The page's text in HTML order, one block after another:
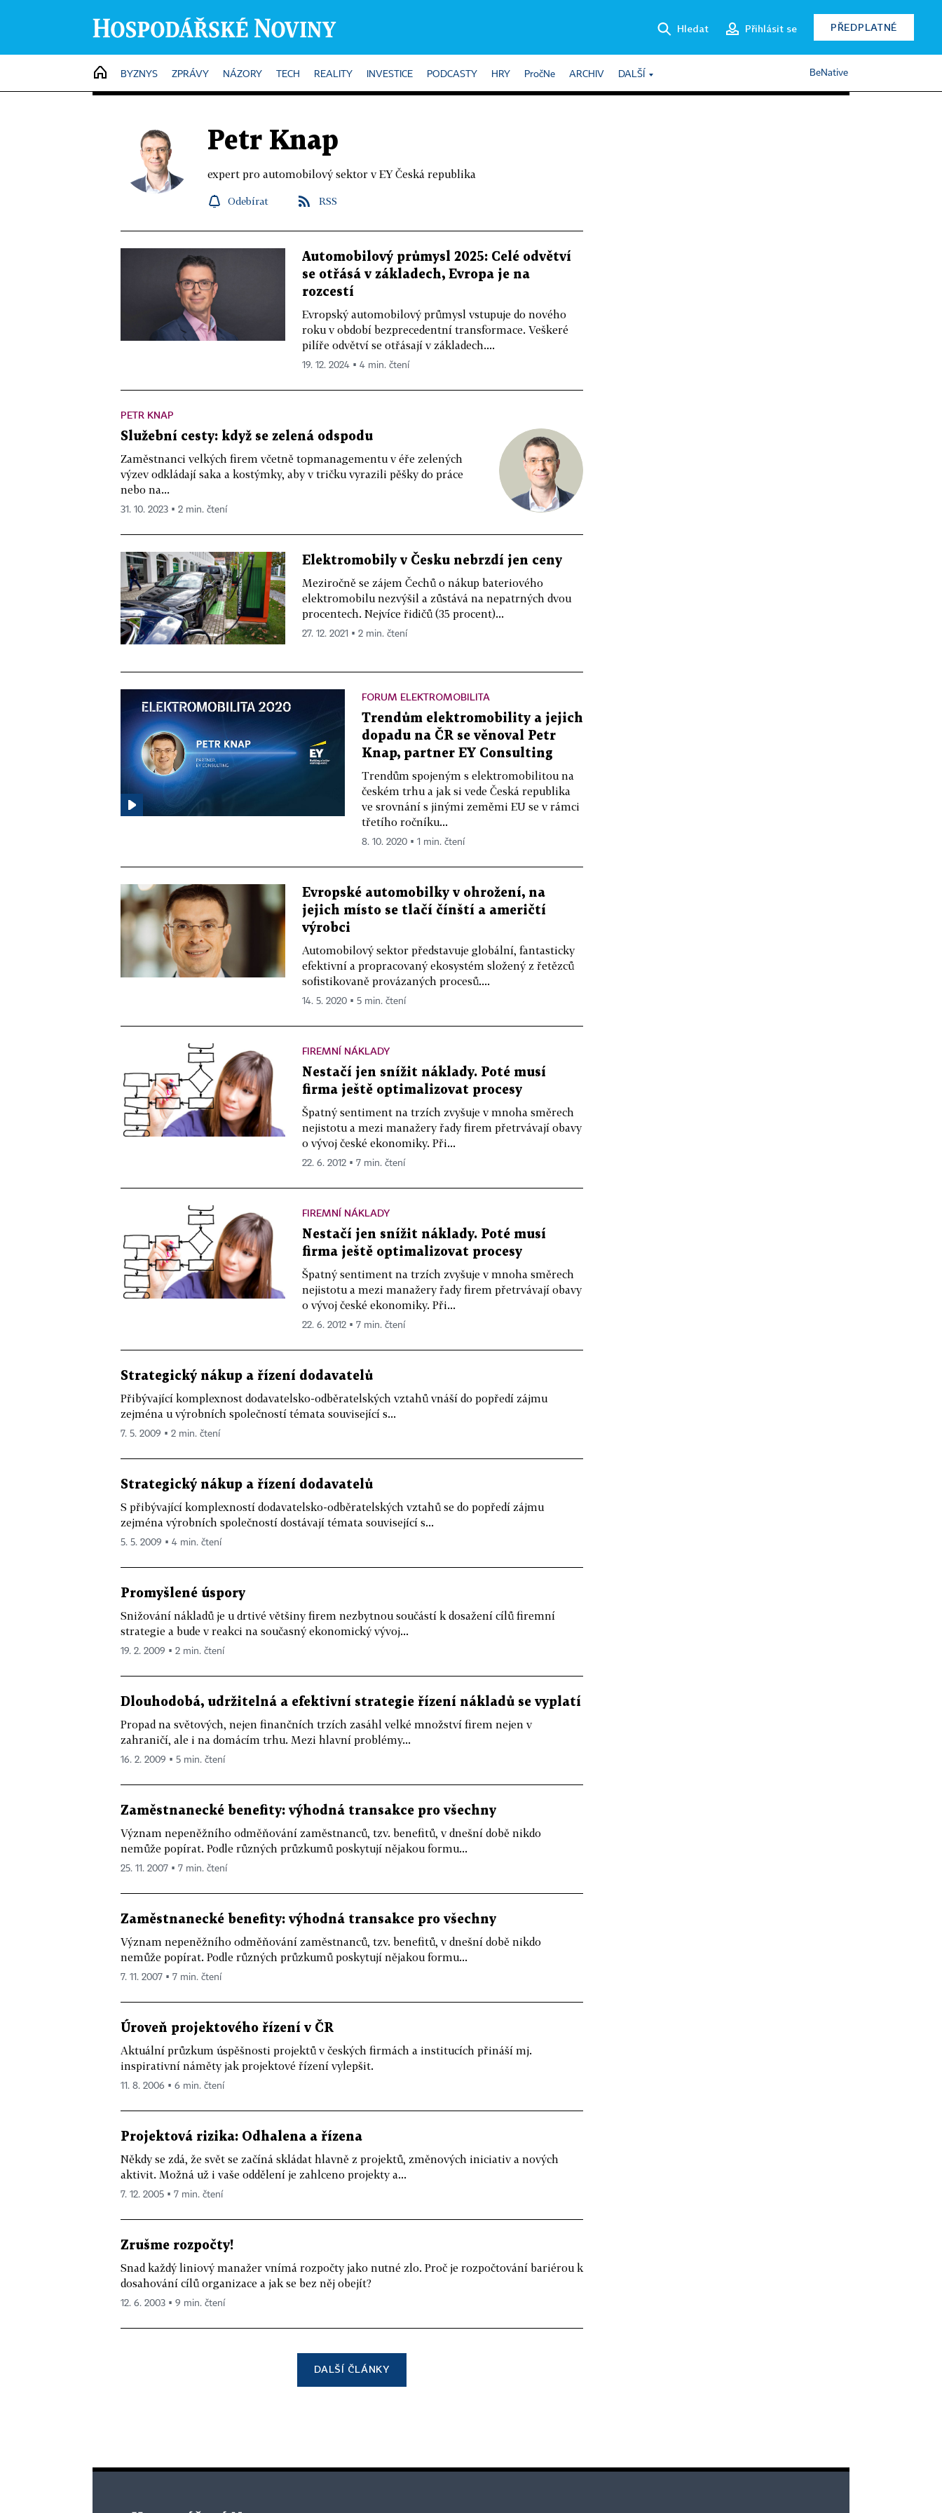
Hledat Přihlásit se PŘEDPLATNÉ
HOME
BYZNYS ZPRÁVY NÁZORY TECH REALITY INVESTICE PODCASTY HRY PročNe ARCHIV DALŠÍ BeNative
Petr Knap
expert pro automobilový sektor v EY Česká republika
Odebírat RSS
Automobilový průmysl 2025: Celé odvětví
se otřásá v základech, Evropa je na
rozcestí
Evropský automobilový průmysl vstupuje do nového
roku v období bezprecedentní transformace. Veškeré
pilíře odvětví se otřásají v základech....
19. 12. 2024 ▪ 4 min. čtení
PETR KNAP
Služební cesty: když se zelená odspodu
Zaměstnanci velkých firem včetně topmanagementu v éře zelených
výzev odkládají saka a kostýmky, aby v tričku vyrazili pěšky do práce
nebo na...
31. 10. 2023 ▪ 2 min. čtení
Elektromobily v Česku nebrzdí jen ceny
Meziročně se zájem Čechů o nákup bateriového
elektromobilu nezvýšil a zůstává na nepatrných dvou
procentech. Nejvíce řidičů (35 procent)...
27. 12. 2021 ▪ 2 min. čtení
FORUM ELEKTROMOBILITA
Trendům elektromobility a jejich
dopadu na ČR se věnoval Petr
Knap, partner EY Consulting
Trendům spojeným s elektromobilitou na
českém trhu a jak si vede Česká republika
ve srovnání s jinými zeměmi EU se v rámci
třetího ročníku...
8. 10. 2020 ▪ 1 min. čtení
Evropské automobilky v ohrožení, na
jejich místo se tlačí čínští a američtí
výrobci
Automobilový sektor představuje globální, fantasticky
efektivní a propracovaný ekosystém složený z řetězců
sofistikovaně provázaných procesů....
14. 5. 2020 ▪ 5 min. čtení
FIREMNÍ NÁKLADY
Nestačí jen snížit náklady. Poté musí
firma ještě optimalizovat procesy
Špatný sentiment na trzích zvyšuje v mnoha směrech
nejistotu a mezi manažery řady firem přetrvávají obavy
o vývoj české ekonomiky. Při...
22. 6. 2012 ▪ 7 min. čtení
FIREMNÍ NÁKLADY
Nestačí jen snížit náklady. Poté musí
firma ještě optimalizovat procesy
Špatný sentiment na trzích zvyšuje v mnoha směrech
nejistotu a mezi manažery řady firem přetrvávají obavy
o vývoj české ekonomiky. Při...
22. 6. 2012 ▪ 7 min. čtení
Strategický nákup a řízení dodavatelů
Přibývající komplexnost dodavatelsko-odběratelských vztahů vnáší do popředí zájmu
zejména u výrobních společností témata související s...
7. 5. 2009 ▪ 2 min. čtení
Strategický nákup a řízení dodavatelů
S přibývající komplexností dodavatelsko-odběratelských vztahů se do popředí zájmu
zejména výrobních společností dostávají témata související s...
5. 5. 2009 ▪ 4 min. čtení
Promyšlené úspory
Snižování nákladů je u drtivé většiny firem nezbytnou součástí k dosažení cílů firemní
strategie a bude v reakci na současný ekonomický vývoj...
19. 2. 2009 ▪ 2 min. čtení
Dlouhodobá, udržitelná a efektivní strategie řízení nákladů se vyplatí
Propad na světových, nejen finančních trzích zasáhl velké množství firem nejen v
zahraničí, ale i na domácím trhu. Mezi hlavní problémy...
16. 2. 2009 ▪ 5 min. čtení
Zaměstnanecké benefity: výhodná transakce pro všechny
Význam nepeněžního odměňování zaměstnanců, tzv. benefitů, v dnešní době nikdo
nemůže popírat. Podle různých průzkumů poskytují nějakou formu...
25. 11. 2007 ▪ 7 min. čtení
Zaměstnanecké benefity: výhodná transakce pro všechny
Význam nepeněžního odměňování zaměstnanců, tzv. benefitů, v dnešní době nikdo
nemůže popírat. Podle různých průzkumů poskytují nějakou formu...
7. 11. 2007 ▪ 7 min. čtení
Úroveň projektového řízení v ČR
Aktuální průzkum úspěšnosti projektů v českých firmách a institucích přináší mj.
inspirativní náměty jak projektové řízení vylepšit.
11. 8. 2006 ▪ 6 min. čtení
Projektová rizika: Odhalena a řízena
Někdy se zdá, že svět se začíná skládat hlavně z projektů, změnových iniciativ a nových
aktivit. Možná už i vaše oddělení je zahlceno projekty a...
7. 12. 2005 ▪ 7 min. čtení
Zrušme rozpočty!
Snad každý liniový manažer vnímá rozpočty jako nutné zlo. Proč je rozpočtování bariérou k
dosahování cílů organizace a jak se bez něj obejít?
12. 6. 2003 ▪ 9 min. čtení
DALŠÍ ČLÁNKY